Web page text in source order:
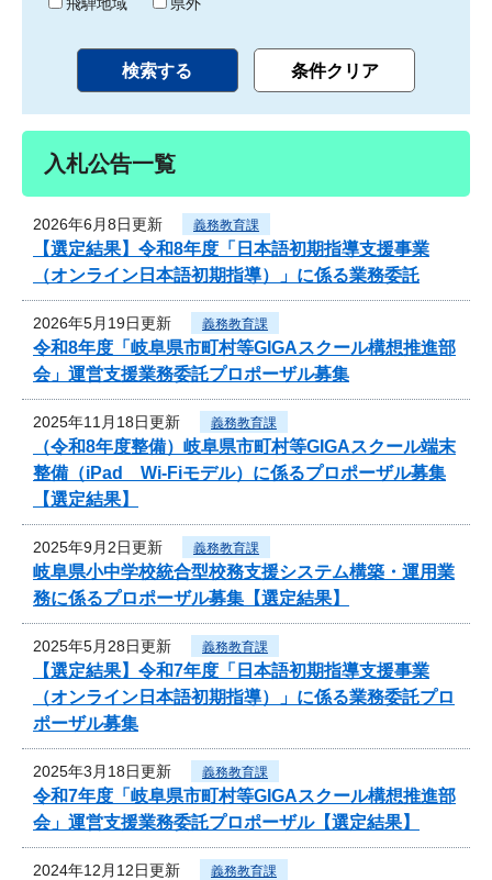
入札公告一覧
2026年6月8日更新 義務教育課
【選定結果】令和8年度「日本語初期指導支援事業
（オンライン日本語初期指導）」に係る業務委託
2026年5月19日更新 義務教育課
令和8年度「岐阜県市町村等GIGAスクール構想推進部
会」運営支援業務委託プロポーザル募集
2025年11月18日更新 義務教育課
（令和8年度整備）岐阜県市町村等GIGAスクール端末
整備（iPad Wi-Fiモデル）に係るプロポーザル募集
【選定結果】
2025年9月2日更新 義務教育課
岐阜県小中学校統合型校務支援システム構築・運用業
務に係るプロポーザル募集【選定結果】
2025年5月28日更新 義務教育課
【選定結果】令和7年度「日本語初期指導支援事業
（オンライン日本語初期指導）」に係る業務委託プロ
ポーザル募集
2025年3月18日更新 義務教育課
令和7年度「岐阜県市町村等GIGAスクール構想推進部
会」運営支援業務委託プロポーザル【選定結果】
2024年12月12日更新 義務教育課